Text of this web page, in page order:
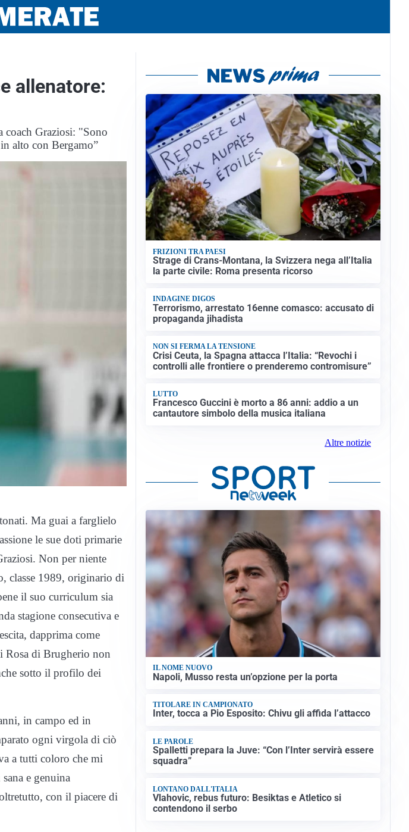
allenatore:
coach Graziosi: "Sono
alto con Bergamo”
Ma guai a farglielo
le sue doti primarie
Non per niente
classe 1989, originario di
il suo curriculum sia
stagione consecutiva e
dapprima come
Rosa di Brugherio non
sotto il profilo dei
in campo ed in
ogni virgola di ciò
a tutti coloro che mi
e genuina
con il piacere di
FRIZIONI TRA PAESI
Strage di Crans-Montana, la Svizzera nega all’Italia
la parte civile: Roma presenta ricorso
INDAGINE DIGOS
Terrorismo, arrestato 16enne comasco: accusato di
propaganda jihadista
NON SI FERMA LA TENSIONE
Crisi Ceuta, la Spagna attacca l’Italia: “Revochi i
controlli alle frontiere o prenderemo contromisure”
LUTTO
Francesco Guccini è morto a 86 anni: addio a un
cantautore simbolo della musica italiana
Altre notizie
IL NOME NUOVO
Napoli, Musso resta un’opzione per la porta
TITOLARE IN CAMPIONATO
Inter, tocca a Pio Esposito: Chivu gli affida l’attacco
LE PAROLE
Spalletti prepara la Juve: “Con l’Inter servirà essere
squadra”
LONTANO DALL'ITALIA
Vlahovic, rebus futuro: Besiktas e Atletico si
contendono il serbo